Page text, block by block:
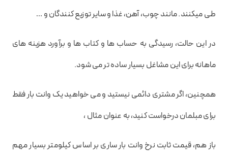
طی میکنند. مانند چوب، آهن، غذا و سایر توزیع کنندگان و …
در این حالت، رسیدگی به حساب ها و کتاب ها و برآورد هزینه های
ماهانه برای این مشاغل بسیار ساده تر می شود.
همچنین، اگر مشتری دائمی نیستید و می خواهید یک وانت بار فقط
برای مبلمان درخواست کنید، به عنوان مثال ،
باز هم، قیمت ثابت نرخ وانت بار ساری بر اساس کیلومتر بسیار مهم